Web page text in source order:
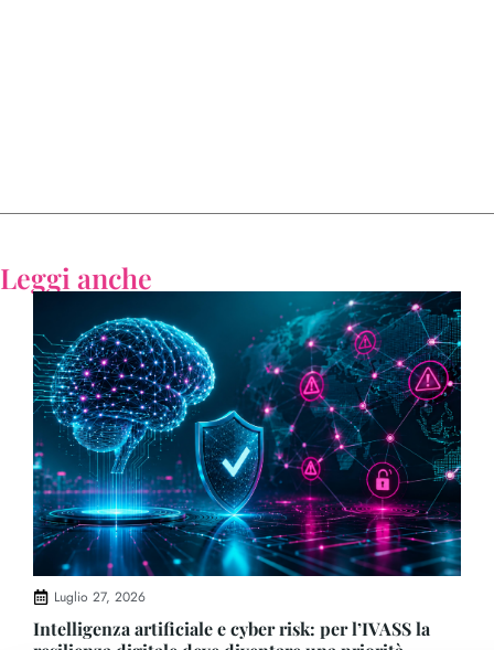
Leggi anche
Luglio 27, 2026
Intelligenza artificiale e cyber risk: per l’IVASS la